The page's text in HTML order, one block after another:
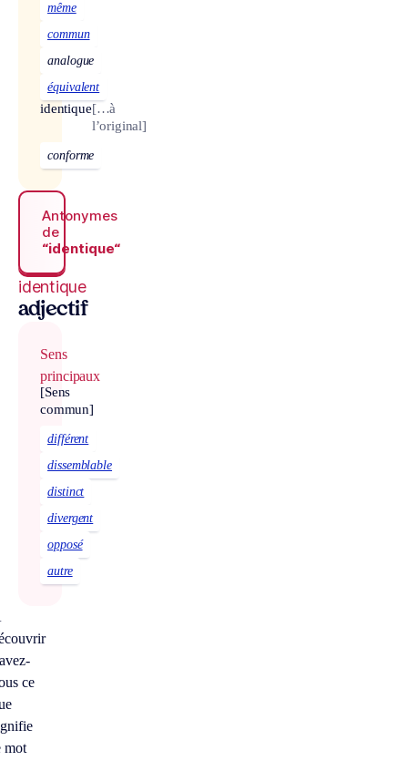
même
commun
analogue
équivalent
identique[…à
l’original]
conforme
Antonymes
de
“identique“
identique
adjectif
Sens
principaux
[Sens
commun]
différent
dissemblable
distinct
divergent
opposé
autre
ce
mot